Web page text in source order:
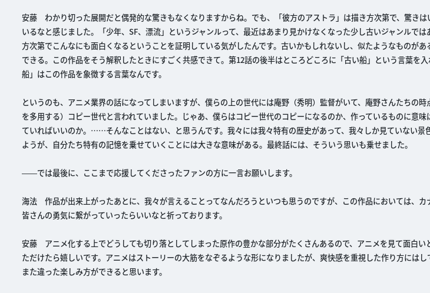
安藤 わかり切った展開だと偶発的な驚きもなくなりますからね。でも、「彼方のアストラ」は描き方次第で、驚き
いるなと感じました。「少年、SF、漂流」というジャンルって、最近はあまり見かけなくなった少し古いジャンルで
方次第でこんなにも面白くなるということを証明している気がしたんです。古いかもしれないし、似たようなものが
できる。この作品をそう解釈したときにすごく共感できて。第12話の後半はところどころに「古い船」という言葉を
船」はこの作品を象徴する言葉なんです。
というのも、アニメ業界の話になってしまいますが、僕らの上の世代には庵野（秀明）監督がいて、庵野さんたちの
を多用する）コピー世代と言われていました。じゃあ、僕らはコピー世代のコピーになるのか、作っているものに意
ていればいいのか。……そんなことはない、と思うんです。我々には我々特有の歴史があって、我々しか見ていない景
ようが、自分たち特有の記憶を乗せていくことには大きな意味がある。最終話には、そういう思いも乗せました。
――では最後に、ここまで応援してくださったファンの方に一言お願いします。
海法 作品が出来上がったあとに、我々が言えることってなんだろうといつも思うのですが、この作品においては、
皆さんの勇気に繋がっていったらいいなと祈っております。
安藤 アニメ化する上でどうしても切り落としてしまった原作の豊かな部分がたくさんあるので、アニメを見て面白い
ただけたら嬉しいです。アニメはストーリーの大筋をなぞるような形になりましたが、爽快感を重視した作り方には
また違った楽しみ方ができると思います。